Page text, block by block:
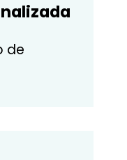
de